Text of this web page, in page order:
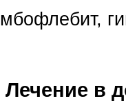
Лечение в